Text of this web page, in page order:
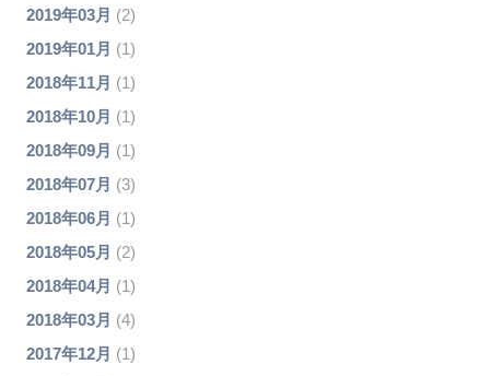
2019年03月 (2)
2019年01月 (1)
2018年11月 (1)
2018年10月 (1)
2018年09月 (1)
2018年07月 (3)
2018年06月 (1)
2018年05月 (2)
2018年04月 (1)
2018年03月 (4)
2017年12月 (1)